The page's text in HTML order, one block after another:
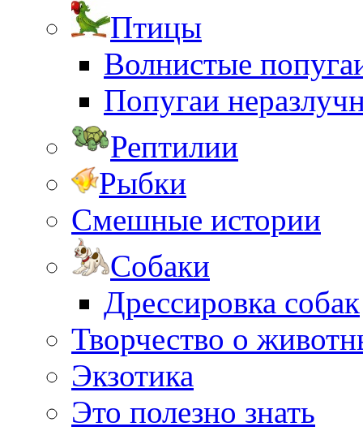
Птицы
Волнистые
Попугаи
Рептилии
Рыбки
Смешные истории
Собаки
Дрессировка собак
Творчество о
Экзотика
Это полезно знать